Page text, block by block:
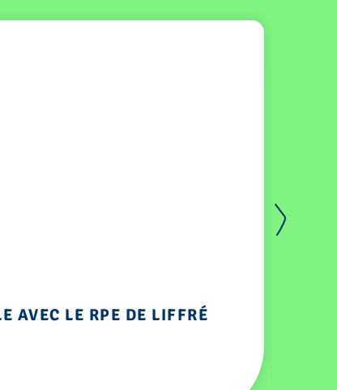
AVEC LE RPE DE LIFFRÉ